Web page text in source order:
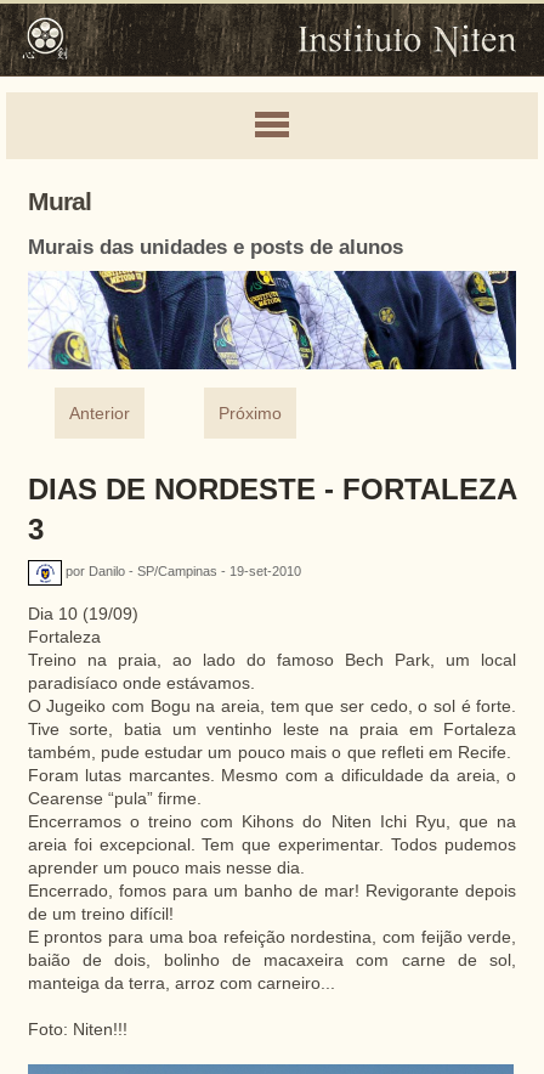
Mural
Murais das unidades e posts de alunos
Anterior Próximo
DIAS DE NORDESTE - FORTALEZA
3
por Danilo - SP/Campinas - 19-set-2010
Dia 10 (19/09)
Fortaleza
Treino na praia, ao lado do famoso Bech Park, um local
paradisíaco onde estávamos.
O Jugeiko com Bogu na areia, tem que ser cedo, o sol é forte.
Tive sorte, batia um ventinho leste na praia em Fortaleza
também, pude estudar um pouco mais o que refleti em Recife.
Foram lutas marcantes. Mesmo com a dificuldade da areia, o
Cearense “pula” firme.
Encerramos o treino com Kihons do Niten Ichi Ryu, que na
areia foi excepcional. Tem que experimentar. Todos pudemos
aprender um pouco mais nesse dia.
Encerrado, fomos para um banho de mar! Revigorante depois
de um treino difícil!
E prontos para uma boa refeição nordestina, com feijão verde,
baião de dois, bolinho de macaxeira com carne de sol,
manteiga da terra, arroz com carneiro...
Foto: Niten!!!